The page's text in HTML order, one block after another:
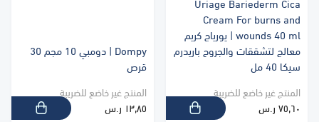
Uriage Bariederm Cica
Cream For burns and
wounds 40 ml | يورياج كريم
معالج لتشققات والجروح باريدرم
سيكا 40 مل
المنتج غير خاضع للضريبة
٧٥٫٦٠ ر.س
Dompy | دومبي 10 مجم 30
قرص
المنتج غير خاضع للضريبة
١٣٫٨٥ ر.س